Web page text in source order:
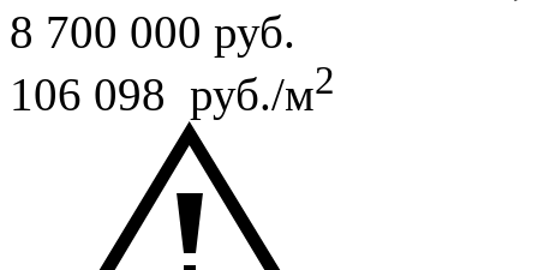
8 700 000 руб.
106 098 руб./м2